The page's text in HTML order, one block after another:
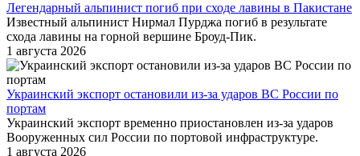
Легендарный альпинист погиб при сходе лавины в Пакистане
Известный альпинист Нирмал Пурджа погиб в результате
схода лавины на горной вершине Броуд-Пик.
1 августа 2026
Украинский экспорт остановили из-за ударов ВС России по
портам
Украинский экспорт временно приостановлен из-за ударов
Вооруженных сил России по портовой инфраструктуре.
1 августа 2026